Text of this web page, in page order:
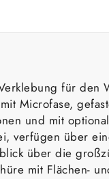
für den
Microfase,
und mit
verfügen über
über die
mit Flächen-